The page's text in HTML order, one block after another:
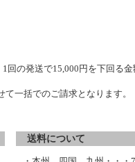
回の発送で15,000円を下回る金
一括でのご請求となります。
送料について